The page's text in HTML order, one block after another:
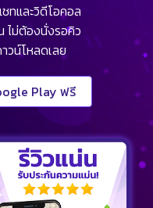
ทและวิดีโอคอล
ไม่ต้องนั่งรอคิว
วน์โหลดเลย
Play ฟรี